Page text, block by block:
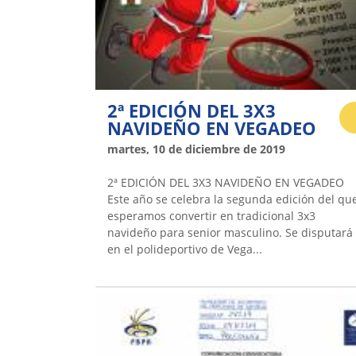
2ª EDICIÓN DEL 3X3
NAVIDEÑO EN VEGADEO
martes, 10 de diciembre de 2019
2ª EDICIÓN DEL 3X3 NAVIDEÑO EN VEGADEO
Este año se celebra la segunda edición del
esperamos convertir en tradicional 3x3
navideño para senior masculino. Se disputará
en el polideportivo de Vega...